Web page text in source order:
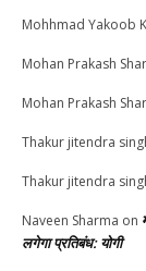
Mohhmad Yakoob
Mohan Prakash
Mohan Prakash
Thakur jitendra
Thakur jitendra
Naveen Sharma on
लगेगा प्रतिबंध: योगी